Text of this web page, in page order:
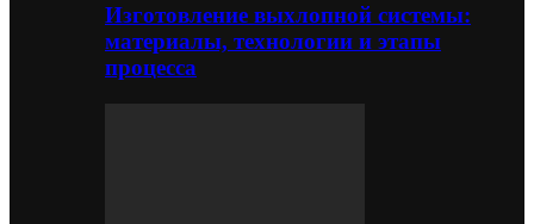
Изготовление выхлопной системы:
материалы, технологии и этапы
процесса